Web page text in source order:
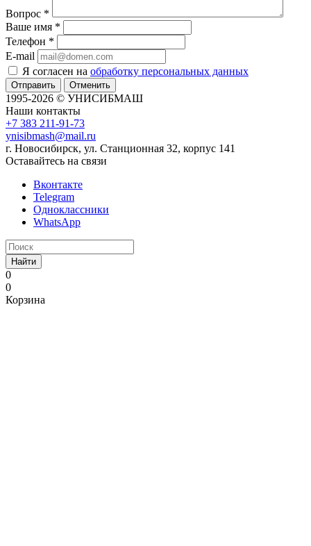
Вопрос *
Ваше имя *
Телефон *
E-mail
Я согласен на обработку персональных данных
Отменить
1995-2026 © УНИСИБМАШ
Наши контакты
+7 383 211-91-73
ynisibmash@mail.ru
г. Новосибирск, ул. Станционная 32, корпус 141
Оставайтесь на связи
Вконтакте
Telegram
Одноклассники
WhatsApp
Найти
0
0
Корзина